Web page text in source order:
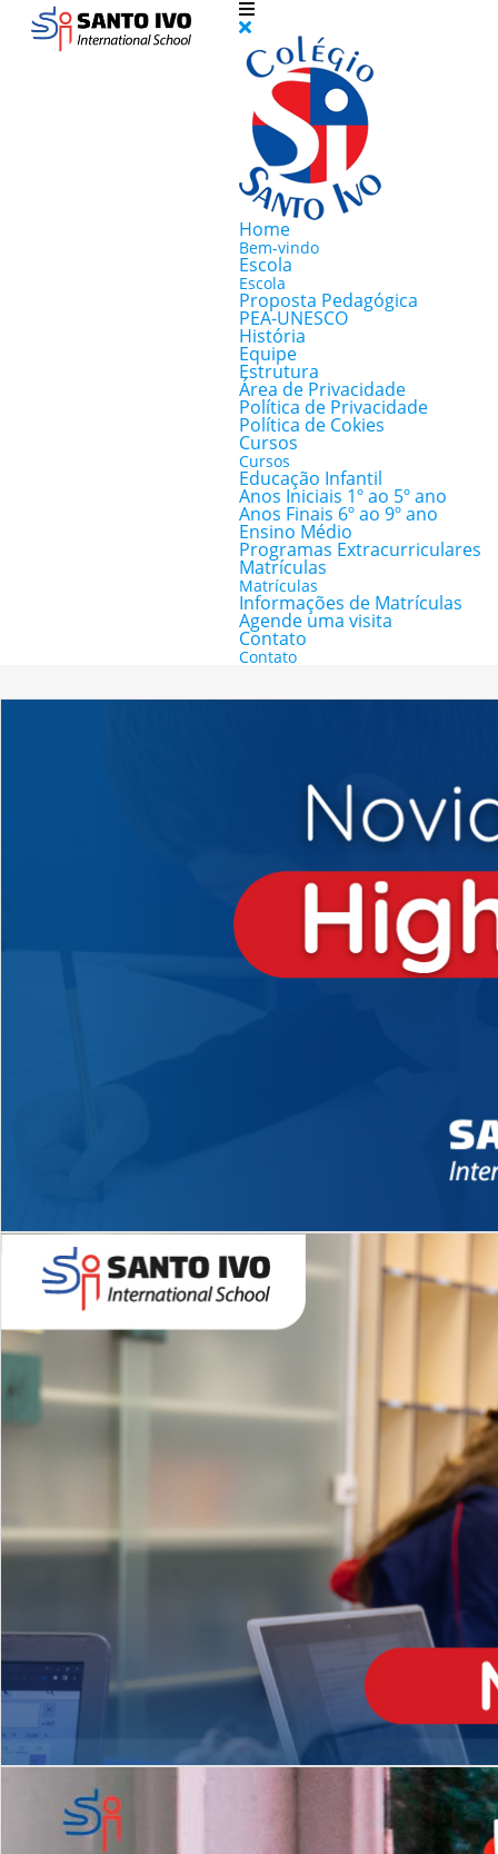
Home
Bem-vindo
Escola
Escola
Proposta Pedagógica
PEA-UNESCO
História
Equipe
Estrutura
Área de Privacidade
Política de Privacidade
Política de Cokies
Cursos
Cursos
Educação Infantil
Anos Iniciais 1º ao 5º ano
Anos Finais 6º ao 9º ano
Ensino Médio
Programas Extracurriculares
Matrículas
Matrículas
Informações de Matrículas
Agende uma visita
Contato
Contato
Novidades 2026 High School
Matrículas Abertas 2026
EDUCAÇÃO INFANTIL
Inglês todos os dias
MÉDIO
igh School
Dupla Diplomação
2º AO 5º ANO FUNDAMENTAL